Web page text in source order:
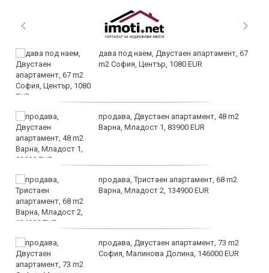
дава под наем, Двустаен апартамент, 67
m2 София, Център, 1080 EUR
продава, Двустаен апартамент, 48 m2
Варна, Младост 1, 83900 EUR
продава, Тристаен апартамент, 68 m2
Варна, Младост 2, 134900 EUR
продава, Двустаен апартамент, 73 m2
София, Малинова Долина, 146000 EUR